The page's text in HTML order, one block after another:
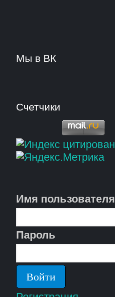
Мы в ВК
Счетчики
Имя
Пароль